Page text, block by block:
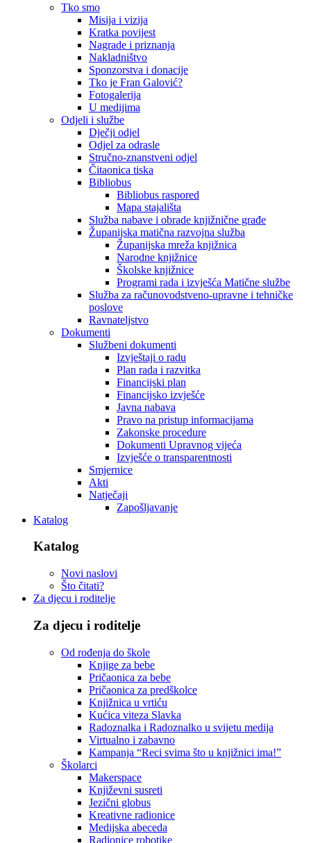
Tko smo
Misija i vizija
Kratka povijest
Nagrade i priznanja
Nakladništvo
Sponzorstva i donacije
Tko je Fran Galović?
Fotogalerija
U medijima
Odjeli i službe
Dječji odjel
Odjel za odrasle
Stručno-znanstveni odjel
Čitaonica tiska
Bibliobus
Bibliobus raspored
Mapa stajališta
Služba nabave i obrade knjižnične građe
Županijska matična razvojna služba
Županijska mreža knjižnica
Narodne knjižnice
Školske knjižnice
Programi rada i izvješća Matične službe
Služba za računovodstveno-upravne i tehničke
poslove
Ravnateljstvo
Dokumenti
Službeni dokumenti
Izvještaji o radu
Plan rada i razvitka
Financijski plan
Financijsko izvješće
Javna nabava
Pravo na pristup informacijama
Zakonske procedure
Dokumenti Upravnog vijeća
Izvješće o transparentnosti
Smjernice
Akti
Natječaji
Zapošljavanje
Katalog
Katalog
Novi naslovi
Što čitati?
Za djecu i roditelje
Za djecu i roditelje
Od rođenja do škole
Knjige za bebe
Pričaonica za bebe
Pričaonica za predškolce
Knjižnica u vrtiću
Kućica viteza Slavka
Radoznalka i Radoznalko u svijetu medija
Virtualno i zabavno
Kampanja “Reci svima što u knjižnici ima!”
Školarci
Makerspace
Književni susreti
Jezični globus
Kreativne radionice
Medijska abeceda
Radionice robotike